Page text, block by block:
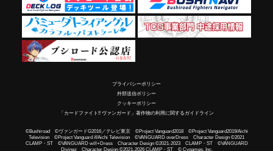
プライバシーポリシー
外部送信ポリシー
クッキーポリシー
「カードファイト!! ヴァンガード」著作物の利用に関するガイドライン
©Bushiroad ©ヴァンガードG2016／テレビ東京 ©Project Vanguard2018 ©Project Vanguard2019/Aichi
Television ©Project Vanguard if/Aichi Television ©VANGUARD overDress Character Design ©2021
CLAMP・ST ©VANGUARD will+Dress Character Design ©2021-2023 CLAMP・ST ©VANGUARD
Divinez Character Design ©2021-2026 CLAMP・ST © Cygames, Inc.